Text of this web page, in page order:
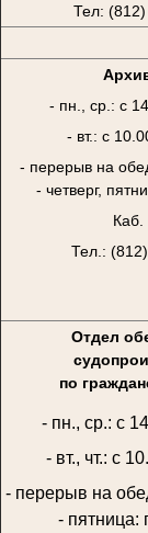
Тел:
- пн., ср.: с
- вт.: с
- перерыв на
- четверг,
Тел.:
Отдел
по
- пн., ср.: с
- вт., чт.: с
- перерыв на
- пятница: